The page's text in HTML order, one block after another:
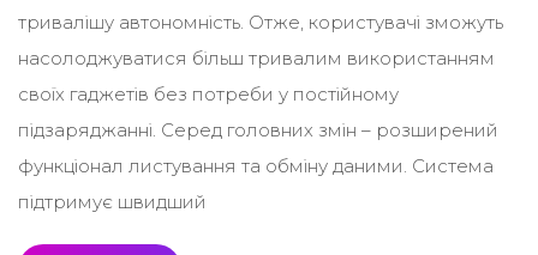
тривалішу автономність. Отже, користувачі зможуть
насолоджуватися більш тривалим використанням
своїх гаджетів без потреби у постійному
підзаряджанні. Серед головних змін – розширений
функціонал листування та обміну даними. Система
підтримує швидший